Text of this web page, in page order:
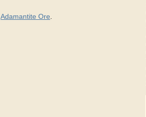
Adamantite Ore